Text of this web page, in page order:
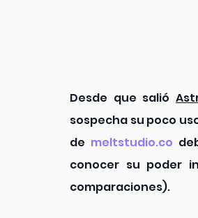
Desde que salió
sospecha su poco
de meltstudio.co
conocer su poder
comparaciones).